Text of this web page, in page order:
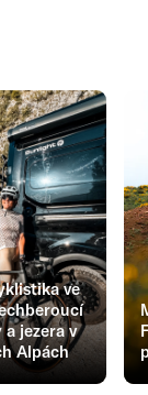
ve
jezera v
Alpách